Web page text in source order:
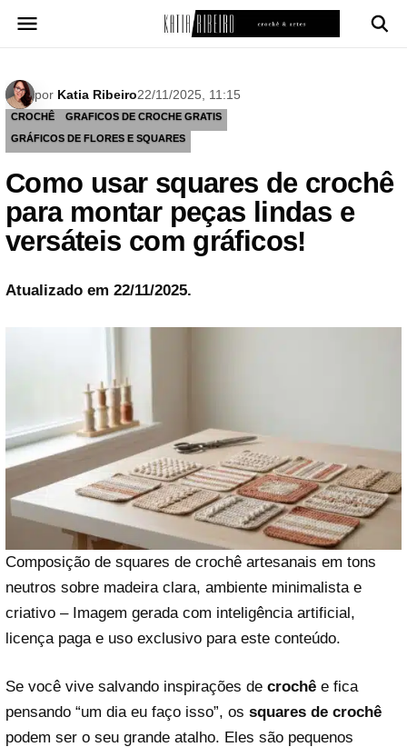
para
por Katia Ribeiro22/11/2025, 11:15
CROCHÊ
GRAFICOS DE CROCHE GRATIS
GRÁFICOS DE FLORES E SQUARES
Como usar squares de crochê
para montar peças lindas e
versáteis com gráficos!
Atualizado em 22/11/2025.
Composição de squares de crochê artesanais em tons
neutros sobre madeira clara, ambiente minimalista e
criativo – Imagem gerada com inteligência artificial,
licença paga e uso exclusivo para este conteúdo.
Se você vive salvando inspirações de crochê e fica
pensando “um dia eu faço isso”, os squares de crochê
podem ser o seu grande atalho. Eles são pequenos